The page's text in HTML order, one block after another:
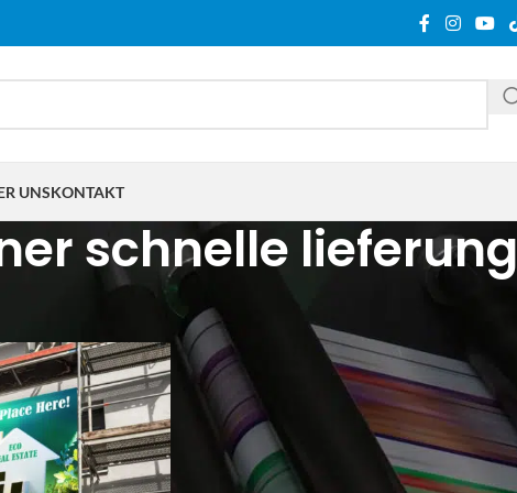
UNSKONTAKT
schnelle lieferung
mit „banner schnelle lieferung“